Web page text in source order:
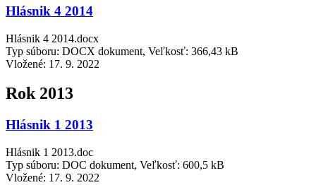
Hlásnik 4 2014
Hlásnik 4 2014.docx
Typ súboru: DOCX dokument, Veľkosť: 366,43 kB
Vložené: 17. 9. 2022
Rok 2013
Hlásnik 1 2013
Hlásnik 1 2013.doc
Typ súboru: DOC dokument, Veľkosť: 600,5 kB
Vložené: 17. 9. 2022